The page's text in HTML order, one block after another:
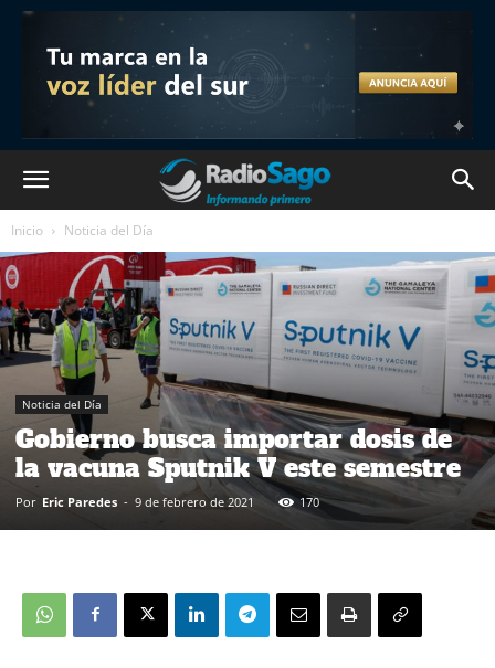
Inicio Noticia del Día
Noticia del Día
Gobierno busca importar dosis de
la vacuna Sputnik V este semestre
Por Eric Paredes - 9 de febrero de 2021 170